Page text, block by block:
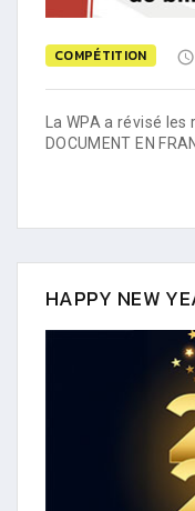
COMPÉTITION
La WPA a révisé
DOCUMENT EN
HAPPY NEW